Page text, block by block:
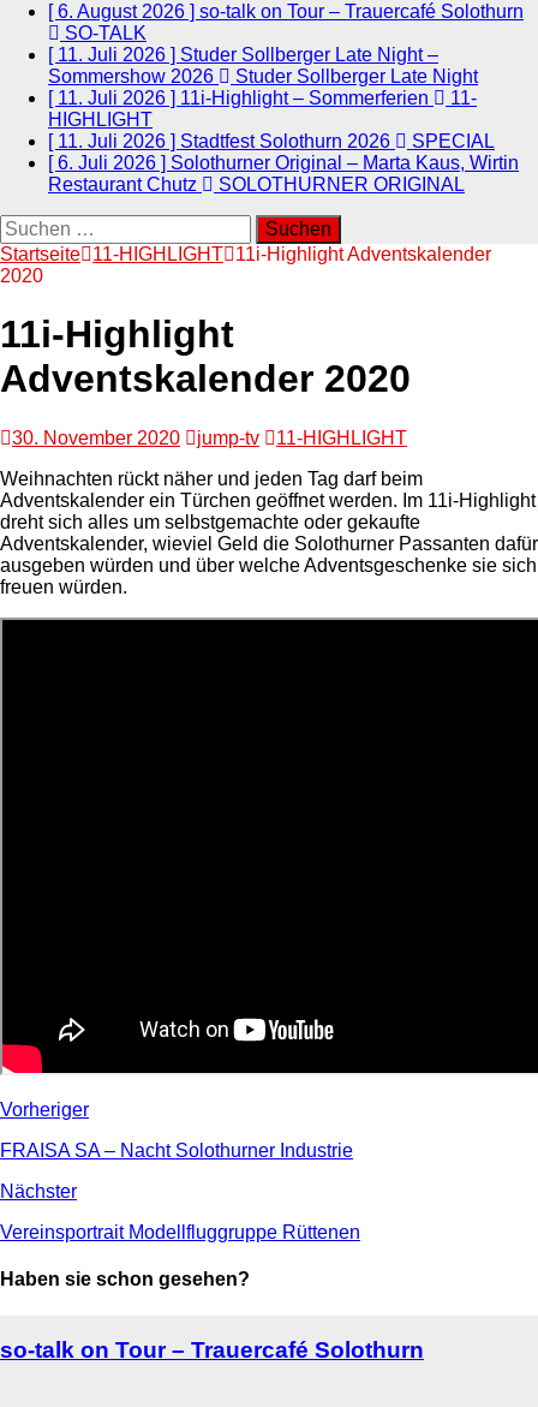
[ 6. August 2026 ] so-talk on Tour – Trauercafé Solothurn
SO-TALK
[ 11. Juli 2026 ] Studer Sollberger Late Night –
Sommershow 2026
Studer Sollberger Late Night
[ 11. Juli 2026 ] 11i-Highlight – Sommerferien
11-
HIGHLIGHT
[ 11. Juli 2026 ] Stadtfest Solothurn 2026
SPECIAL
[ 6. Juli 2026 ] Solothurner Original – Marta Kaus, Wirtin
Restaurant Chutz
SOLOTHURNER ORIGINAL
Suchen
nach:
Startseite 11-HIGHLIGHT
11i-Highlight Adventskalender
2020
11i-Highlight
Adventskalender 2020
30. November 2020 jump-tv
11-HIGHLIGHT
Weihnachten rückt näher und jeden Tag darf beim
Adventskalender ein Türchen geöffnet werden. Im 11i-Highlight
dreht sich alles um selbstgemachte oder gekaufte
Adventskalender, wieviel Geld die Solothurner Passanten dafür
ausgeben würden und über welche Adventsgeschenke sie sich
freuen würden.
Vorheriger
FRAISA SA – Nacht Solothurner Industrie
Nächster
Vereinsportrait Modellfluggruppe Rüttenen
Haben sie schon gesehen?
so-talk on Tour – Trauercafé Solothurn